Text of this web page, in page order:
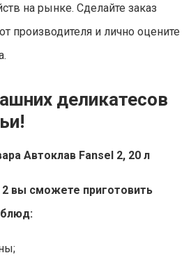
на рынке. Сделайте заказ
производителя и лично оцените
деликатесов
вы сможете приготовить